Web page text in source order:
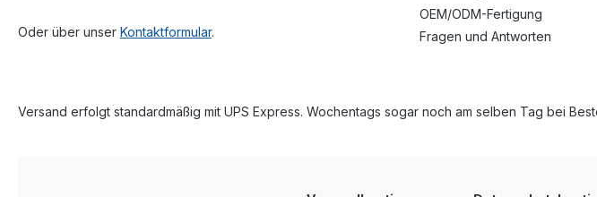
Oder über unser Kontaktformular.
OEM/ODM-Fertigung
Fragen und Antworten
Versand erfolgt standardmäßig mit UPS Express. Wochentags sogar noch am selben Tag bei